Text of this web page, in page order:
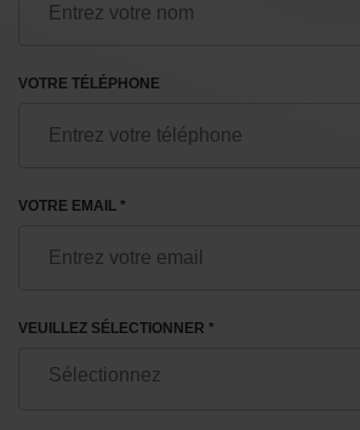
VOTRE TÉLÉPHONE
VOTRE EMAIL *
VEUILLEZ SÉLECTIONNER *